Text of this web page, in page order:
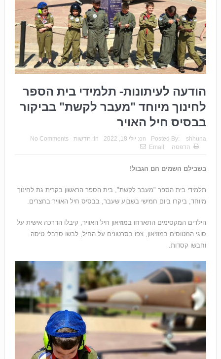
הודעה לעיתונות- תלמידי בית הספר
לחינוך מיוחד "מעבר לקשת" בביקור
בבסיס חיל האויר
Posted By: shhuna
on: יולי 18, 2022 In: חדשות
No Comments
הדפסה
Email
בשבילם השמים הם הגבול!
תלמידי בית הספר "מעבר לקשת", בית הספר הראשון בקרית גת לחינוך
מיוחד, ביקרו ביום חמישי בשבוע שעבר, בבסיס חיל האוויר בחצרים.
הילדים המקסימים התארחו במוזיאון חיל האוויר, קיבלו הדרכה אישית על
סוגי המטוסים במוזיאון, צפו בסרטונים על החיל, לבשו סרבלי טיסה
וחבשו קסדות.